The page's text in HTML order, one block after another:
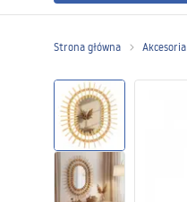
Kategorie
Kabiny
Drzwi
Brodziki
Strona główna